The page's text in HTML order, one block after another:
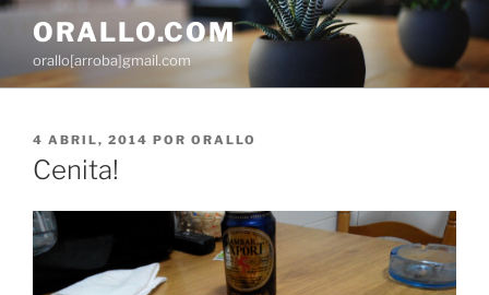
Saltar
contenido
ORALLO.COM
orallo[arroba]gmail.com
PUBLICADO
EL
4 ABRIL, 2014 POR ORALLO
Cenita!